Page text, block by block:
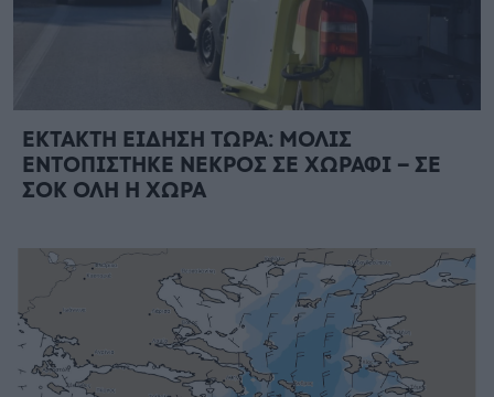
ΕΚΤΑΚΤΗ ΕΙΔΗΣΗ ΤΩΡΑ: ΜΟΛΙΣ
ΕΝΤΟΠΙΣΤΗΚΕ ΝΕΚΡΟΣ ΣΕ ΧΩΡΑΦΙ – ΣΕ
ΣΟΚ ΟΛΗ Η ΧΩΡΑ